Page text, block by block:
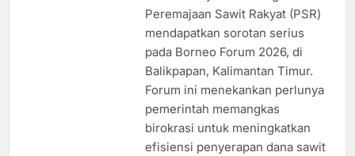
Peremajaan Sawit Rakyat (PSR)
mendapatkan sorotan serius
pada Borneo Forum 2026, di
Balikpapan, Kalimantan Timur.
Forum ini menekankan perlunya
pemerintah memangkas
birokrasi untuk meningkatkan
efisiensi penyerapan dana sawit